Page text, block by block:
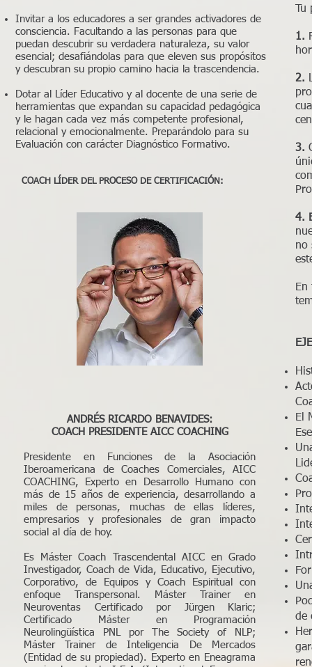
Invitar a los educadores a ser grandes activadores de
consciencia. Facultando a las personas para que
puedan descubrir su verdadera naturaleza, su valor
esencial; desafiándolas para que eleven sus propósitos
y descubran su propio camino hacia la trascendencia.
Dotar al Líder Educativo y al docente de una serie de
herramientas que expandan su capacidad pedagógica
y le hagan cada vez más competente profesional,
relacional y emocionalmente. Preparándolo para su
Evaluación con carácter Diagnóstico Formativo.
COACH LÍDER DEL PROCESO DE CERTIFICACIÓN:
ANDRÉS RICARDO BENAVIDES:
COACH PRESIDENTE AICC COACHING
Presidente en Funciones de la Asociación
Iberoamericana de Coaches Comerciales, AICC
COACHING, Experto en Desarrollo Humano con
más de 15 años de experiencia, desarrollando a
miles de personas, muchas de ellas líderes,
empresarios y profesionales de gran impacto
social al día de hoy.
Es Máster Coach Trascendental AICC en Grado
Investigador, Coach de Vida, Educativo, Ejecutivo,
Corporativo, de Equipos y Coach Espiritual con
enfoque Transpersonal. Máster Trainer en
Neuroventas Certificado por Jürgen Klaric;
Certificado Máster en Programación
Neurolingüística PNL por The Society of NLP;
Máster Trainer de Inteligencia De Mercados
(Entidad de su propiedad). Experto en Eneagrama
1.
2.
3.
4.
no
El
de